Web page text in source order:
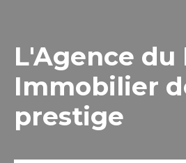
L'Agence du
Immobilier
prestige